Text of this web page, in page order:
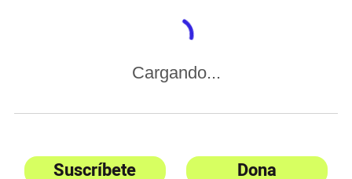
Cargando...
Suscríbete Dona